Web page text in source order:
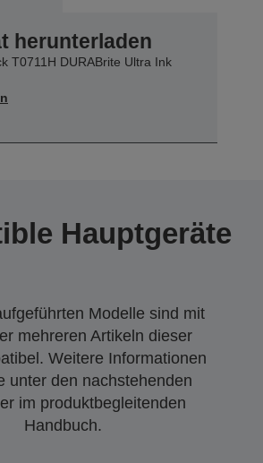
herunterladen
T0711H DURABrite Ultra Ink
Hauptgeräte
Modelle sind mit
mehreren Artikeln dieser
Weitere Informationen
unter den nachstehenden
im produktbegleitenden
Handbuch.